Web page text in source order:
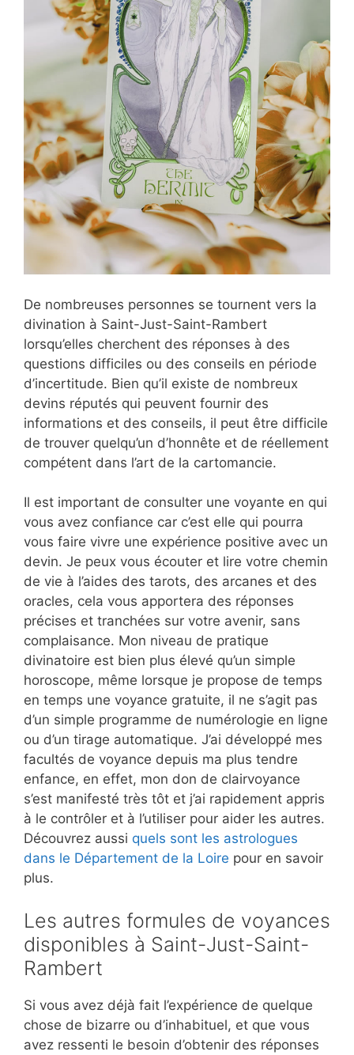
De nombreuses personnes se tournent vers la
divination à Saint-Just-Saint-Rambert
lorsqu’elles cherchent des réponses à des
questions difficiles ou des conseils en période
d’incertitude. Bien qu’il existe de nombreux
devins réputés qui peuvent fournir des
informations et des conseils, il peut être difficile
de trouver quelqu’un d’honnête et de réellement
compétent dans l’art de la cartomancie.
Il est important de consulter une voyante en qui
vous avez confiance car c’est elle qui pourra
vous faire vivre une expérience positive avec un
devin. Je peux vous écouter et lire votre chemin
de vie à l’aides des tarots, des arcanes et des
oracles, cela vous apportera des réponses
précises et tranchées sur votre avenir, sans
complaisance. Mon niveau de pratique
divinatoire est bien plus élevé qu’un simple
horoscope, même lorsque je propose de temps
en temps une voyance gratuite, il ne s’agit pas
d’un simple programme de numérologie en ligne
ou d’un tirage automatique. J’ai développé mes
facultés de voyance depuis ma plus tendre
enfance, en effet, mon don de clairvoyance
s’est manifesté très tôt et j’ai rapidement appris
à le contrôler et à l’utiliser pour aider les autres.
Découvrez aussi quels sont les astrologues
dans le Département de la Loire pour en savoir
plus.
Les autres formules de voyances
disponibles à Saint-Just-Saint-
Rambert
Si vous avez déjà fait l’expérience de quelque
chose de bizarre ou d’inhabituel, et que vous
avez ressenti le besoin d’obtenir des réponses